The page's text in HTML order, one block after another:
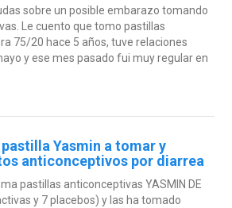
sobre un posible embarazo tomando
Le cuento que tomo pastillas
75/20 hace 5 años, tuve relaciones
y ese mes pasado fui muy regular en
Yasmin a tomar y
anticonceptivos por diarrea
pastillas anticonceptivas YASMIN DE
y 7 placebos) y las ha tomado